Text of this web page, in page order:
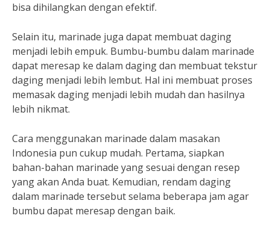
bisa dihilangkan dengan efektif.
Selain itu, marinade juga dapat membuat daging
menjadi lebih empuk. Bumbu-bumbu dalam marinade
dapat meresap ke dalam daging dan membuat tekstur
daging menjadi lebih lembut. Hal ini membuat proses
memasak daging menjadi lebih mudah dan hasilnya
lebih nikmat.
Cara menggunakan marinade dalam masakan
Indonesia pun cukup mudah. Pertama, siapkan
bahan-bahan marinade yang sesuai dengan resep
yang akan Anda buat. Kemudian, rendam daging
dalam marinade tersebut selama beberapa jam agar
bumbu dapat meresap dengan baik.